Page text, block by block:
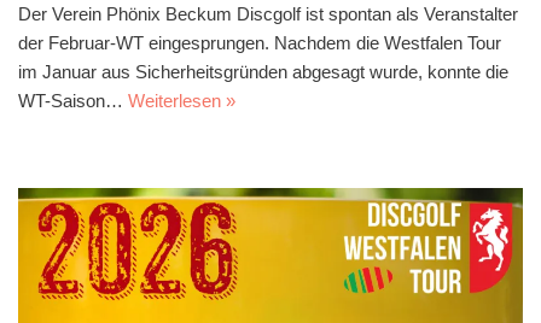
Der Verein Phönix Beckum Discgolf ist spontan als Veranstalter
der Februar-WT eingesprungen. Nachdem die Westfalen Tour
im Januar aus Sicherheitsgründen abgesagt wurde, konnte die
WT-Saison… Weiterlesen »